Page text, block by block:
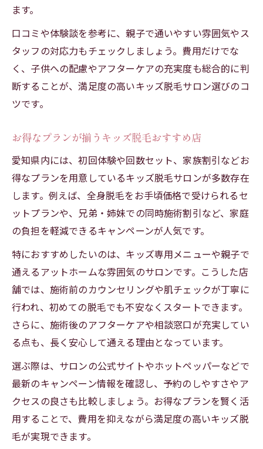
ます。
口コミや体験談を参考に、親子で通いやすい雰囲気やス
タッフの対応力もチェックしましょう。費用だけでな
く、子供への配慮やアフターケアの充実度も総合的に判
断することが、満足度の高いキッズ脱毛サロン選びのコ
ツです。
お得なプランが揃うキッズ脱毛おすすめ店
愛知県内には、初回体験や回数セット、家族割引などお
得なプランを用意しているキッズ脱毛サロンが多数存在
します。例えば、全身脱毛をお手頃価格で受けられるセ
ットプランや、兄弟・姉妹での同時施術割引など、家庭
の負担を軽減できるキャンペーンが人気です。
特におすすめしたいのは、キッズ専用メニューや親子で
通えるアットホームな雰囲気のサロンです。こうした店
舗では、施術前のカウンセリングや肌チェックが丁寧に
行われ、初めての脱毛でも不安なくスタートできます。
さらに、施術後のアフターケアや相談窓口が充実してい
る点も、長く安心して通える理由となっています。
選ぶ際は、サロンの公式サイトやホットペッパーなどで
最新のキャンペーン情報を確認し、予約のしやすさやア
クセスの良さも比較しましょう。お得なプランを賢く活
用することで、費用を抑えながら満足度の高いキッズ脱
毛が実現できます。